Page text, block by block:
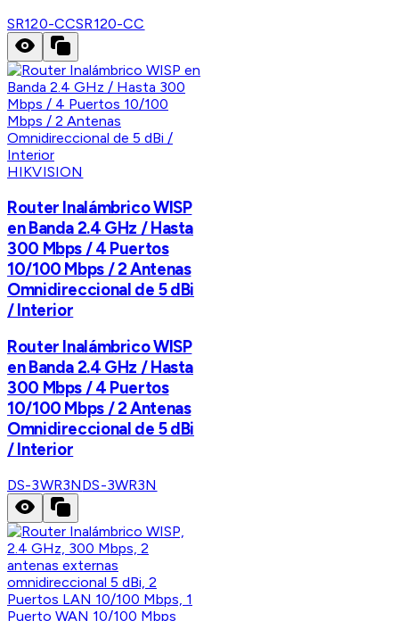
SR120-CCSR120-CC
HIKVISION
Router Inalámbrico WISP
en Banda 2.4 GHz / Hasta
300 Mbps / 4 Puertos
10/100 Mbps / 2 Antenas
Omnidireccional de 5 dBi
/ Interior
Router Inalámbrico WISP
en Banda 2.4 GHz / Hasta
300 Mbps / 4 Puertos
10/100 Mbps / 2 Antenas
Omnidireccional de 5 dBi
/ Interior
DS-3WR3NDS-3WR3N